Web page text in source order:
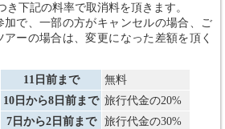
き下記の料率で取消料を頂きます。
加で、一部の方がキャンセルの場合、ご
ーの場合は、変更になった差額を頂く
11日前まで
無料
10日から8日前まで 旅行代金の20%
7日から2日前まで
旅行代金の30%